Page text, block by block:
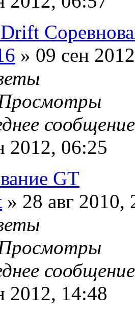
» 09 сен
2012, 06:25
GT
» 28 авг 2010,
2012, 14:48